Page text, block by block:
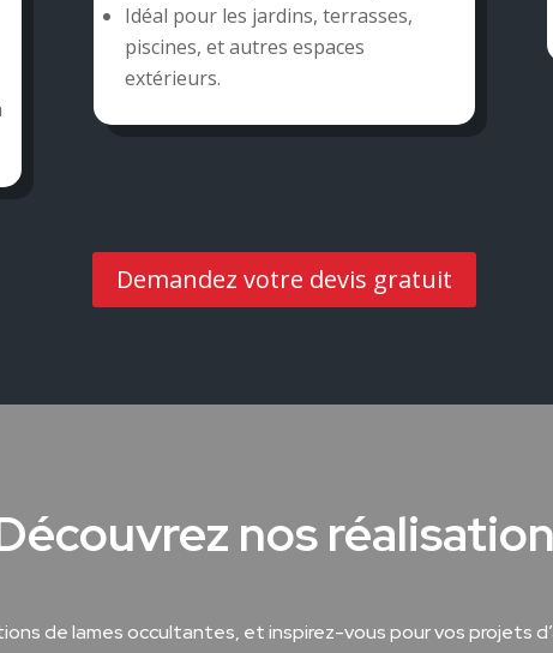
Idéal pour les jardins, terrasses,
piscines, et autres espaces
extérieurs.
Demandez votre devis gratuit
nos
de lames occultantes, et inspirez-vous pour vos projets